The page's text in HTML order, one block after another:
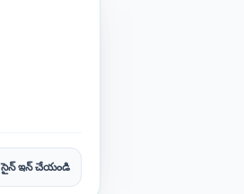
సైన్ ఇన్ చేయండి